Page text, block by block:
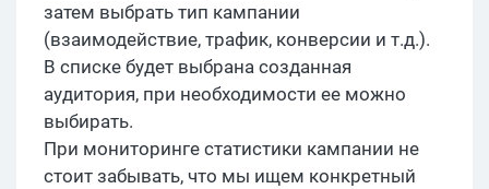
затем выбрать тип кампании
(взаимодействие, трафик, конверсии и т.д.).
В списке будет выбрана созданная
аудитория, при необходимости ее можно
выбирать.
При мониторинге статистики кампании не
стоит забывать, что мы ищем конкретный